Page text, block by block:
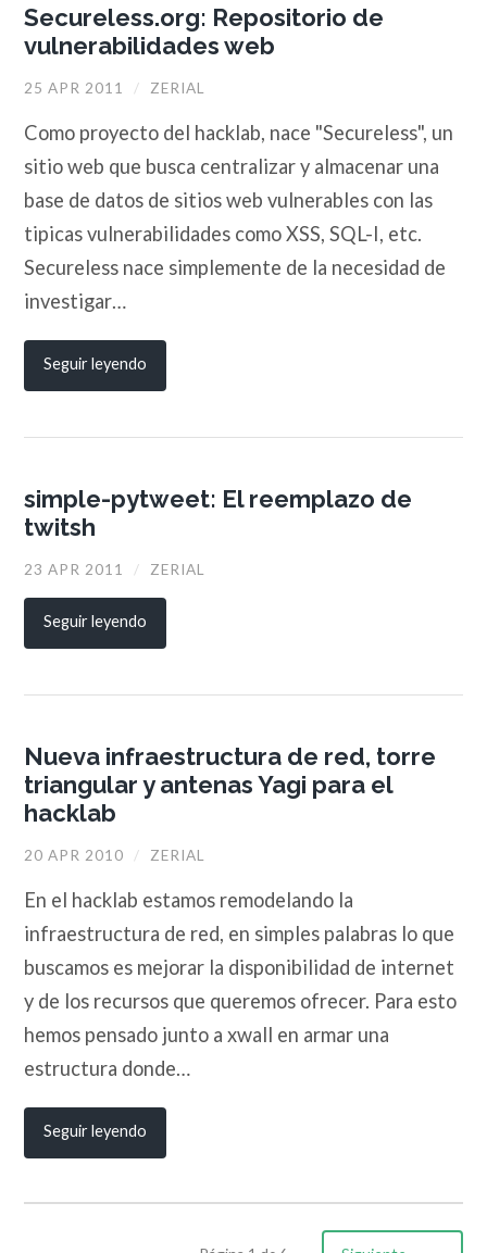
Secureless.org: Repositorio de
vulnerabilidades web
25 APR 2011 / ZERIAL
Como proyecto del hacklab, nace "Secureless", un
sitio web que busca centralizar y almacenar una
base de datos de sitios web vulnerables con las
tipicas vulnerabilidades como XSS, SQL-I, etc.
Secureless nace simplemente de la necesidad de
investigar…
Seguir leyendo
simple-pytweet: El reemplazo de
twitsh
23 APR 2011 / ZERIAL
Seguir leyendo
Nueva infraestructura de red, torre
triangular y antenas Yagi para el
hacklab
20 APR 2010 / ZERIAL
En el hacklab estamos remodelando la
infraestructura de red, en simples palabras lo que
buscamos es mejorar la disponibilidad de internet
y de los recursos que queremos ofrecer. Para esto
hemos pensado junto a xwall en armar una
estructura donde…
Seguir leyendo